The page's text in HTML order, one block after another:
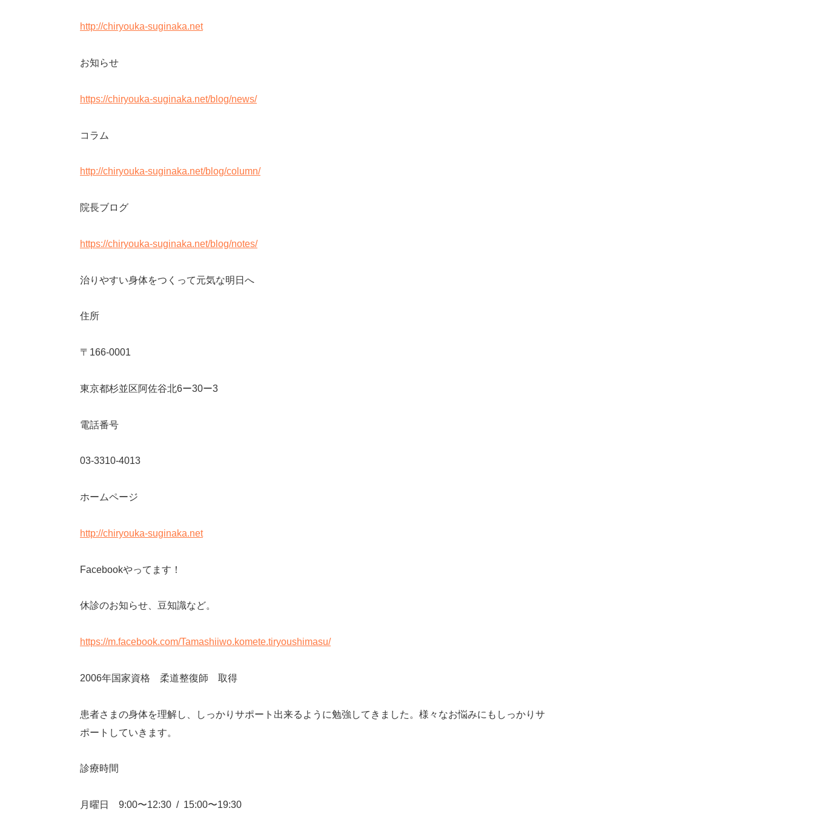
http://chiryouka-suginaka.net
お知らせ
https://chiryouka-suginaka.net/blog/news/
コラム
http://chiryouka-suginaka.net/blog/column/
院長ブログ
https://chiryouka-suginaka.net/blog/notes/
治りやすい身体をつくって元気な明日へ
住所
〒166-0001
東京都杉並区阿佐谷北6ー30ー3
電話番号
03-3310-4013
ホームページ
http://chiryouka-suginaka.net
Facebookやってます！
休診のお知らせ、豆知識など。
https://m.facebook.com/Tamashiiwo.komete.tiryoushimasu/
2006年国家資格 柔道整復師 取得
患者さまの身体を理解し、しっかりサポート出来るように勉強してきました。様々なお悩みにもしっかりサ
ポートしていきます。
診療時間
月曜日 9:00〜12:30 / 15:00〜19:30